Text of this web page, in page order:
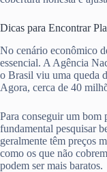
Dicas para Encontrar
No cenário econômico
essencial. A Agência
o Brasil viu uma queda
Agora, cerca de 40
Para conseguir um bom
fundamental pesquisar
geralmente têm preços
como os que não
podem ser mais baratos.